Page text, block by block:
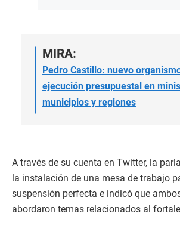
MIRA:
Pedro Castillo: nuevo
ejecución presupuestal en
municipios y regiones
A través de su cuenta en Twitter, la
la instalación de una mesa de trabajo
suspensión perfecta e indicó que
abordaron temas relacionados al